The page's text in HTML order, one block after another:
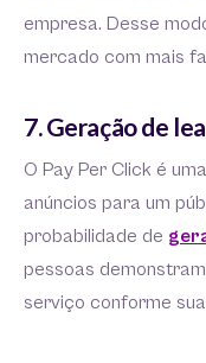
empresa. Desse
mercado com mais
7. Geração de
O Pay Per Click é
anúncios para um
probabilidade de
pessoas
serviço conforme